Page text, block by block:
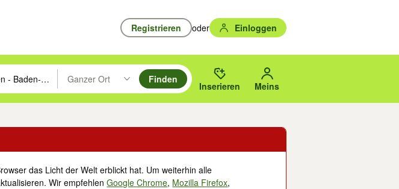
Registrieren oder Einloggen
Pfeiltasten nach oben/unten durchsuchen und mit Eingabetaste auswählen.
eingeben. Eingabetaste drücken um zu suchen, oder Vorschläge mit den Pfeiltasten nach oben/
Ganzer Ort
Suche im Umkreis des gewählten Orts oder PLZ.
Finden
Inserieren Meins
das Licht der Welt erblickt hat. Um weiterhin alle
Wir empfehlenGoogle Chrome, Mozilla Firefox,